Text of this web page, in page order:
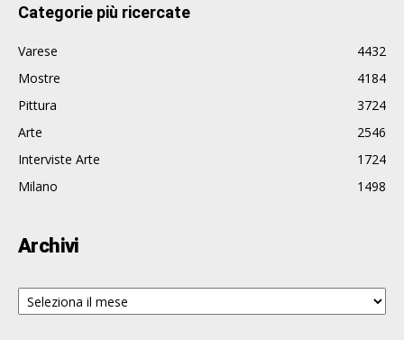
Categorie più ricercate
Varese
4432
Mostre
4184
Pittura
3724
Arte
2546
Interviste Arte
1724
Milano
1498
Archivi
Archivi